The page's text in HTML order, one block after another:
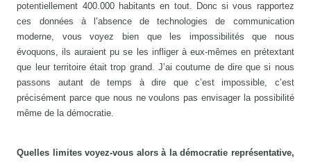
potentiellement 400.000 habitants en tout. Donc si vous rapportez
ces données à l’absence de technologies de communication
moderne, vous voyez bien que les impossibilités que nous
évoquons, ils auraient pu se les infliger à eux-mêmes en prétextant
que leur territoire était trop grand. J’ai coutume de dire que si nous
passons autant de temps à dire que c’est impossible, c’est
précisément parce que nous ne voulons pas envisager la possibilité
même de la démocratie.
Quelles limites voyez-vous alors à la démocratie représentative,